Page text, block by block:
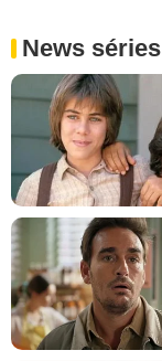
News séries